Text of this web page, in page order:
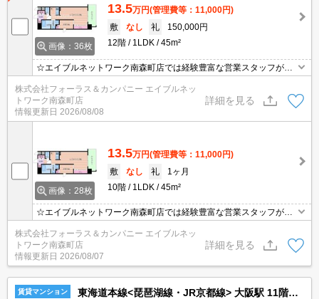
画像：36枚
13.5万円(管理費等：11,000円)
敷
なし 礼
150,000円
12階
1LDK 45m²
☆エイブルネットワーク南森町店では経験豊富な営業スタッフが多
数在籍しており、全力でサポートさせて頂きます☆ご希望の物件の
現地付近にて待ち合わせをさせていただきご内覧いただくサービス
や、主要駅までのお迎えサービスも実施中です☆詳しくは「エイブ
ルネットワーク南森町店」０１２０－８２１－２６０にお気軽にお
問合せ下さい♪
株式会社フォーラス＆カンパニー エイブルネッ
トワーク南森町店
情報更新日 2026/08/08
詳細を見る
画像：28枚
13.5万円(管理費等：11,000円)
敷
なし 礼
1ヶ月
10階
1LDK 45m²
☆エイブルネットワーク南森町店では経験豊富な営業スタッフが多
数在籍しており、全力でサポートさせて頂きます☆ご希望の物件の
現地付近にて待ち合わせをさせていただきご内覧いただくサービス
や、主要駅までのお迎えサービスも実施中です☆詳しくは「エイブ
ルネットワーク南森町店」０１２０－８２１－２６０にお気軽にお
問合せ下さい♪
株式会社フォーラス＆カンパニー エイブルネッ
トワーク南森町店
情報更新日 2026/08/07
詳細を見る
賃貸マンション 東海道本線<琵琶湖線・JR京都線> 大阪駅 11階建 築17年